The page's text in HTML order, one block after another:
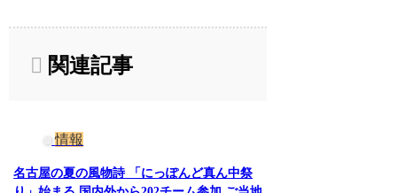
関連記事
情報
名古屋の夏の風物詩 「にっぽんど真ん中祭